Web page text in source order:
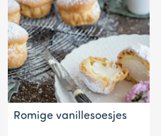
Romige vanillesoesjes